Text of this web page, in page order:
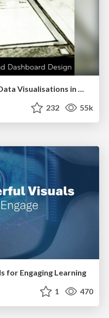
Designing Dashboards & Data Visualisations in Web Apps
232 55k
for Engaging Learning
1 470